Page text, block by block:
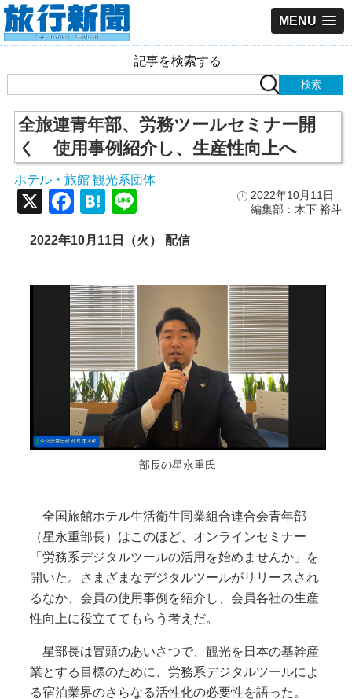
MENU
記事を検索する
全旅連青年部、労務ツールセミナー開
く 使用事例紹介し、生産性向上へ
ホテル・旅館 観光系団体
2022年10月11日
編集部：木下 裕斗
X Facebook
Hatena
2022年10月11日（火） 配信
部長の星永重氏
全国旅館ホテル生活衛生同業組合連合会青年部
（星永重部長）はこのほど、オンラインセミナー
「労務系デジタルツールの活用を始めませんか」を
開いた。さまざまなデジタルツールがリリースされ
るなか、会員の使用事例を紹介し、会員各社の生産
性向上に役立ててもらう考えだ。
星部長は冒頭のあいさつで、観光を日本の基幹産
業とする目標のために、労務系デジタルツールによ
る宿泊業界のさらなる活性化の必要性を語った。